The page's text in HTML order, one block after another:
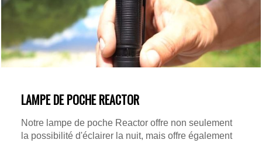
LAMPE DE POCHE REACTOR
Notre lampe de poche Reactor offre non seulement
la possibilité d'éclairer la nuit, mais offre également